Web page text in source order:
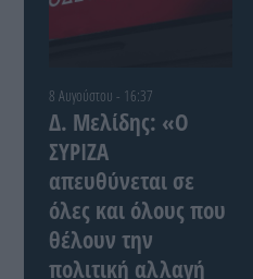
8 Αυγούστου - 16:37
Δ. Μελίδης: «Ο
ΣΥΡΙΖΑ
απευθύνεται σε
όλες και όλους που
θέλουν την
πολιτική αλλαγή